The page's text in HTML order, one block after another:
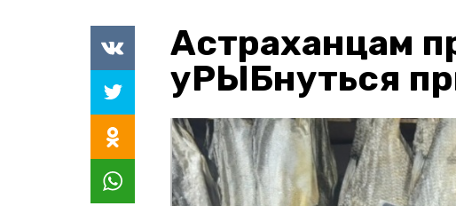
Астраханцам
уРЫБнуться